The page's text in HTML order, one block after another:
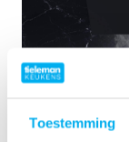
Toestemming